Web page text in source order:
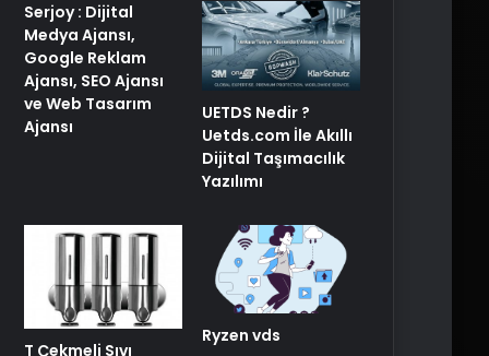
Serjoy : Dijital
Medya Ajansı,
Google Reklam
Ajansı, SEO Ajansı
ve Web Tasarım
Ajansı
UETDS Nedir ?
Uetds.com İle Akıllı
Dijital Taşımacılık
Yazılımı
T Çekmeli Sıvı
Ryzen vds